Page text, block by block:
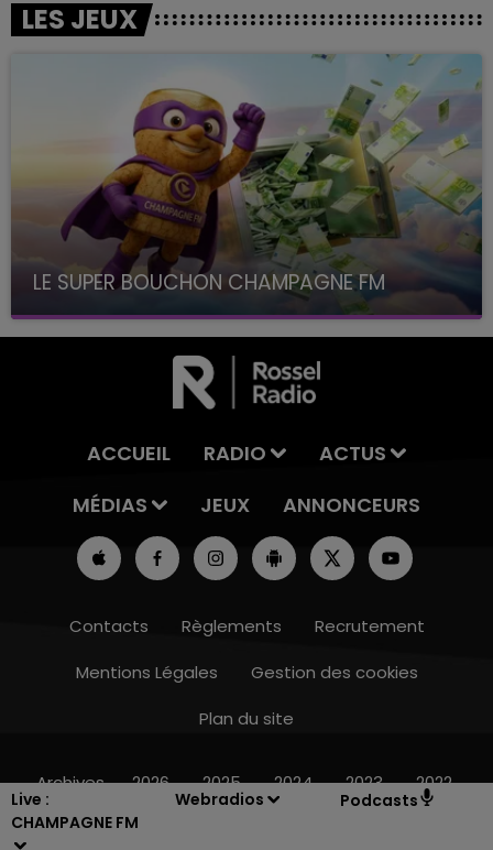
Live :
CHAMPAGNE FM
Webradios Podcasts
16h00 - 20h00
LES JEUX
LE SUPER BOUCHON CHAMPAGNE FM
avec La Famille Champagne FM, à 8H10
ACCUEIL RADIO
ACTUS
MÉDIAS
JEUX ANNONCEURS
Contacts Règlements
Recrutement
Mentions Légales
Gestion des cookies
Plan du site
Archives 2026 2025 2024 2023 2022